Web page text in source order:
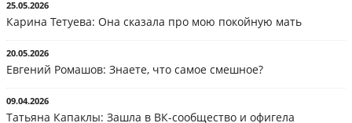
25.05.2026
Карина Тетуева: Она сказала про мою покойную мать
20.05.2026
Евгений Ромашов: Знаете, что самое смешное?
09.04.2026
Татьяна Капаклы: Зашла в ВК-сообщество и офигела